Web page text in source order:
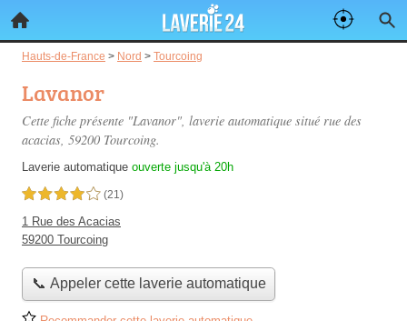
Hauts-de-France > Nord > Tourcoing
Lavanor
Cette fiche présente "Lavanor", laverie automatique situé rue des
acacias, 59200 Tourcoing.
Laverie automatique ouverte jusqu'à 20h
4,0 étoiles sur 5 (21)
1 Rue des Acacias
59200 Tourcoing
📞 Appeler cette laverie automatique